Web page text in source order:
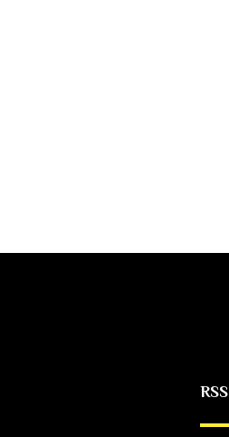
RSS